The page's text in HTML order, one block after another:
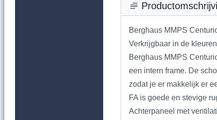
Berghaus MMPS
Verkrijgbaar in de
Berghaus MMPS
een intern frame. De
zodat je er makkelijk er
FA is goede en stevige
Achterpaneel met